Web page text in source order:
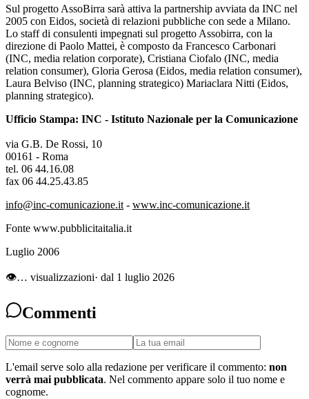
Sul progetto AssoBirra sarà attiva la partnership avviata da INC nel
2005 con Eidos, società di relazioni pubbliche con sede a Milano.
Lo staff di consulenti impegnati sul progetto Assobirra, con la
direzione di Paolo Mattei, è composto da Francesco Carbonari
(INC, media relation corporate), Cristiana Ciofalo (INC, media
relation consumer), Gloria Gerosa (Eidos, media relation consumer),
Laura Belviso (INC, planning strategico) Mariaclara Nitti (Eidos,
planning strategico).
Ufficio Stampa: INC - Istituto Nazionale per la Comunicazione
via G.B. De Rossi, 10
00161 - Roma
tel. 06 44.16.08
fax 06 44.25.43.85
info@inc-comunicazione.it - www.inc-comunicazione.it
Fonte www.pubblicitaitalia.it
Luglio 2006
👁… visualizzazioni· dal 1 luglio 2026
Commenti
L'email serve solo alla redazione per verificare il commento: non
verrà mai pubblicata. Nel commento appare solo il tuo nome e
cognome.